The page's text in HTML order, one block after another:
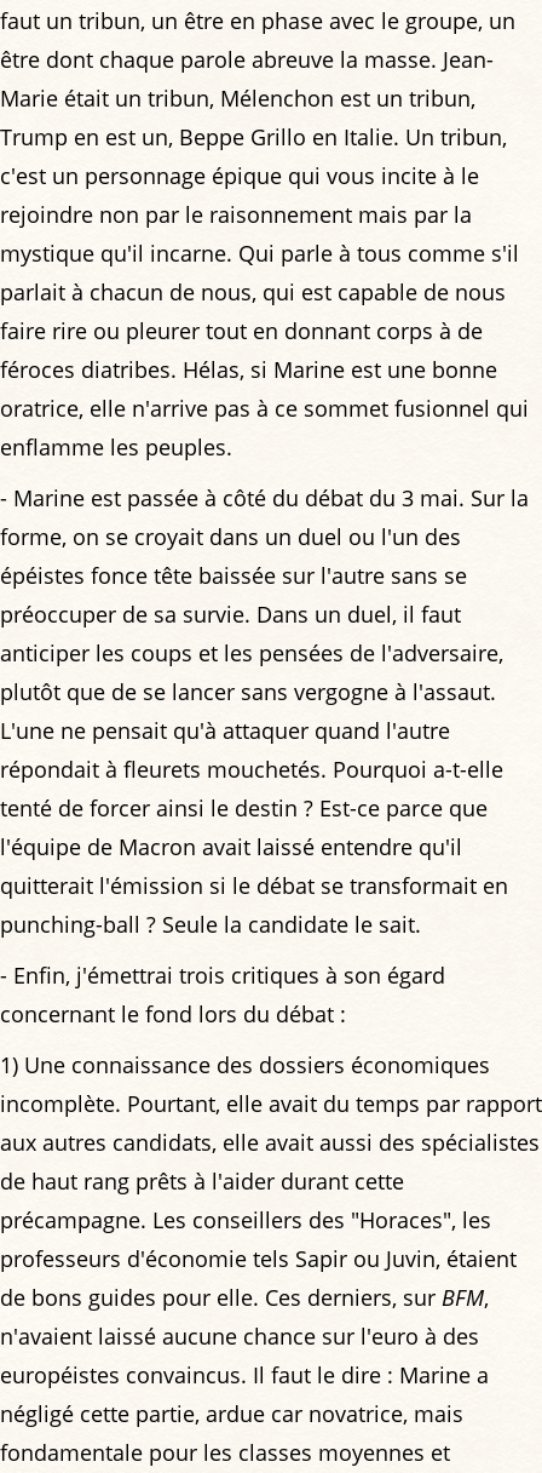
faut un tribun, un être en phase avec le groupe, un
être dont chaque parole abreuve la masse. Jean-
Marie était un tribun, Mélenchon est un tribun,
Trump en est un, Beppe Grillo en Italie. Un tribun,
c'est un personnage épique qui vous incite à le
rejoindre non par le raisonnement mais par la
mystique qu'il incarne. Qui parle à tous comme s'il
parlait à chacun de nous, qui est capable de nous
faire rire ou pleurer tout en donnant corps à de
féroces diatribes. Hélas, si Marine est une bonne
oratrice, elle n'arrive pas à ce sommet fusionnel qui
enflamme les peuples.
- Marine est passée à côté du débat du 3 mai. Sur la
forme, on se croyait dans un duel ou l'un des
épéistes fonce tête baissée sur l'autre sans se
préoccuper de sa survie. Dans un duel, il faut
anticiper les coups et les pensées de l'adversaire,
plutôt que de se lancer sans vergogne à l'assaut.
L'une ne pensait qu'à attaquer quand l'autre
répondait à fleurets mouchetés. Pourquoi a-t-elle
tenté de forcer ainsi le destin ? Est-ce parce que
l'équipe de Macron avait laissé entendre qu'il
quitterait l'émission si le débat se transformait en
punching-ball ? Seule la candidate le sait.
- Enfin, j'émettrai trois critiques à son égard
concernant le fond lors du débat :
1) Une connaissance des dossiers économiques
incomplète. Pourtant, elle avait du temps par rapport
aux autres candidats, elle avait aussi des spécialistes
de haut rang prêts à l'aider durant cette
précampagne. Les conseillers des "Horaces", les
professeurs d'économie tels Sapir ou Juvin, étaient
de bons guides pour elle. Ces derniers, sur BFM,
n'avaient laissé aucune chance sur l'euro à des
européistes convaincus. Il faut le dire : Marine a
négligé cette partie, ardue car novatrice, mais
fondamentale pour les classes moyennes et